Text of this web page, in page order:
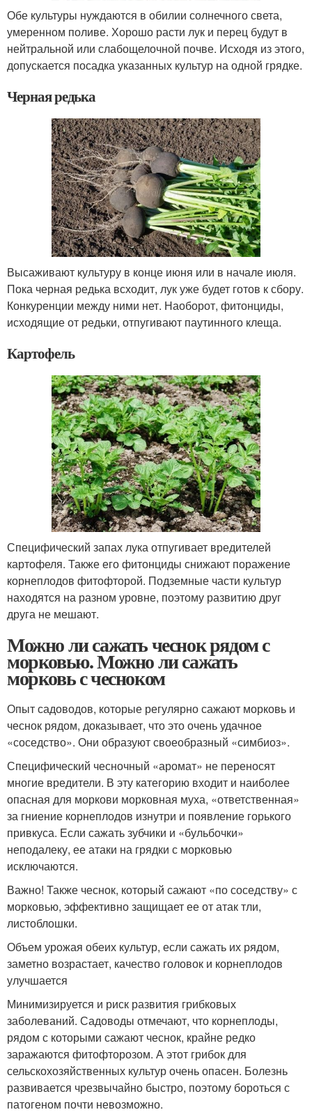
Обе культуры нуждаются в обилии солнечного света,
умеренном поливе. Хорошо расти лук и перец будут в
нейтральной или слабощелочной почве. Исходя из этого,
допускается посадка указанных культур на одной грядке.
Черная редька
Высаживают культуру в конце июня или в начале июля.
Пока черная редька всходит, лук уже будет готов к сбору.
Конкуренции между ними нет. Наоборот, фитонциды,
исходящие от редьки, отпугивают паутинного клеща.
Картофель
Специфический запах лука отпугивает вредителей
картофеля. Также его фитонциды снижают поражение
корнеплодов фитофторой. Подземные части культур
находятся на разном уровне, поэтому развитию друг
друга не мешают.
Можно ли сажать чеснок рядом с
морковью. Можно ли сажать
морковь с чесноком
Опыт садоводов, которые регулярно сажают морковь и
чеснок рядом, доказывает, что это очень удачное
«соседство». Они образуют своеобразный «симбиоз».
Специфический чесночный «аромат» не переносят
многие вредители. В эту категорию входит и наиболее
опасная для моркови морковная муха, «ответственная»
за гниение корнеплодов изнутри и появление горького
привкуса. Если сажать зубчики и «бульбочки»
неподалеку, ее атаки на грядки с морковью
исключаются.
Важно! Также чеснок, который сажают «по соседству» с
морковью, эффективно защищает ее от атак тли,
листоблошки.
Объем урожая обеих культур, если сажать их рядом,
заметно возрастает, качество головок и корнеплодов
улучшается
Минимизируется и риск развития грибковых
заболеваний. Садоводы отмечают, что корнеплоды,
рядом с которыми сажают чеснок, крайне редко
заражаются фитофторозом. А этот грибок для
сельскохозяйственных культур очень опасен. Болезнь
развивается чрезвычайно быстро, поэтому бороться с
патогеном почти невозможно.